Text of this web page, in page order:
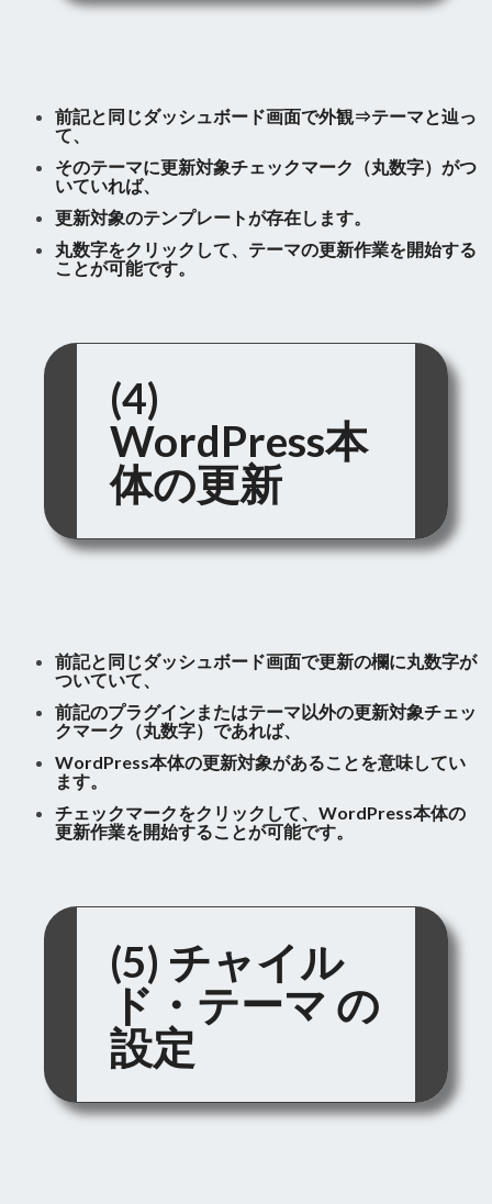
前記と同じダッシュボード画面で外観⇒テーマと辿っ
て、
そのテーマに更新対象チェックマーク（丸数字）がつ
いていれば、
更新対象のテンプレートが存在します。
丸数字をクリックして、テーマの更新作業を開始する
ことが可能です。
(4)
WordPress本
体の更新
前記と同じダッシュボード画面で更新の欄に丸数字が
ついていて、
前記のプラグインまたはテーマ以外の更新対象チェッ
クマーク（丸数字）であれば、
WordPress本体の更新対象があることを意味してい
ます。
チェックマークをクリックして、WordPress本体の
更新作業を開始することが可能です。
(5) チャイル
ド・テーマ の
設定